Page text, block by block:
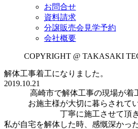
お問合せ
資料請求
分譲販売会見学予約
会社概要
COPYRIGHT @ TAKASAKI
解体工事着工になりました。
2019.10.21
高崎市で解体工事の現場が着
お施主様が大切に暮らされて
丁寧に施工させて頂
私が自宅を解体した時、感慨深かっ